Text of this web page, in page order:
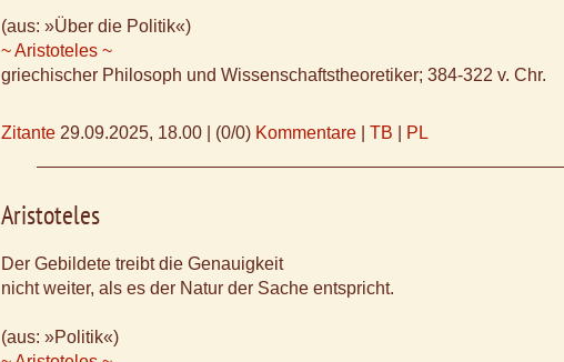
(aus: »Über die Politik«)
~ Aristoteles ~
griechischer Philosoph und Wissenschaftstheoretiker; 384-322 v. Chr.
Zitante 29.09.2025, 18.00 (0/0) Kommentare TB PL
Aristoteles
Der Gebildete treibt die Genauigkeit
nicht weiter, als es der Natur der Sache entspricht.
(aus: »Politik«)